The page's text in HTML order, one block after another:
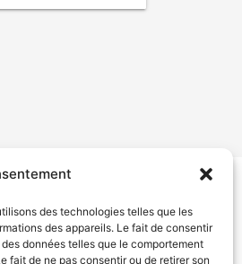
des technologies telles que les
des appareils. Le fait de consentir
données telles que le comportement
fait de ne pas consentir ou de retirer son
de confidentialité